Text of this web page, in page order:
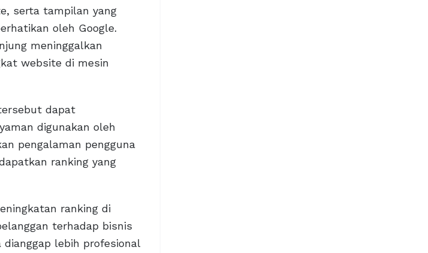
serta tampilan yang
oleh Google.
meninggalkan
website di mesin
dapat
digunakan oleh
pengalaman pengguna
ranking yang
ranking di
terhadap bisnis
lebih profesional